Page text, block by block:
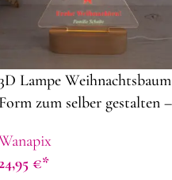
Lampe Weihnachtsbaum
Form zum selber gestalten –
Weihnachtsdeko selbst
€